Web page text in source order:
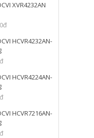
XVR4232AN
HCVR4232AN-
HCVR4224AN-
HCVR7216AN-